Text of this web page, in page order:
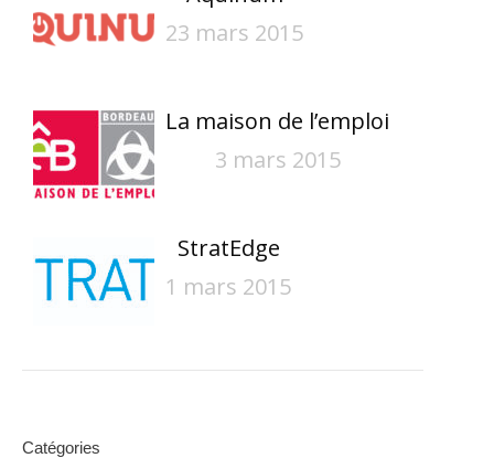
23 mars 2015
La maison de l’emploi
3 mars 2015
StratEdge
1 mars 2015
Catégories